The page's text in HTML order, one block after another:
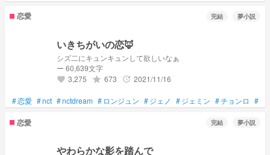
恋愛 完結 夢小説
いきちがいの恋🦊
シズ二にキュンキュンして欲しいなぁ
ー 60,639文字
favorite 3,275 grade 673 update 2021/11/16
#恋愛 #nct #nctdream # ロンジュン #ジェノ #ジェミン #チョンロ #チ
恋愛 完結 夢小説
やわらかな影を踏んで